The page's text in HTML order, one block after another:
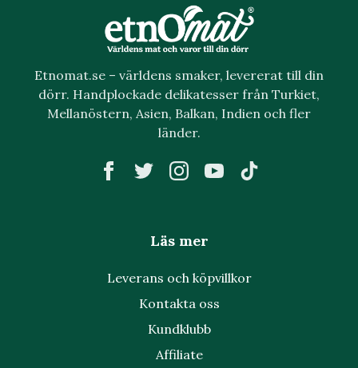
Etnomat.se – världens smaker, levererat till din
dörr. Handplockade delikatesser från Turkiet,
Mellanöstern, Asien, Balkan, Indien och fler
länder.
Läs mer
Leverans och köpvillkor
Kontakta oss
Kundklubb
Affiliate